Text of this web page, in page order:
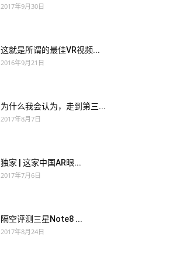
2017年9月30日
这就是所谓的最佳VR视频...
2016年9月21日
为什么我会认为，走到第三...
2017年8月7日
独家 | 这家中国AR眼...
2017年7月6日
隔空评测三星Note8 ...
2017年8月24日